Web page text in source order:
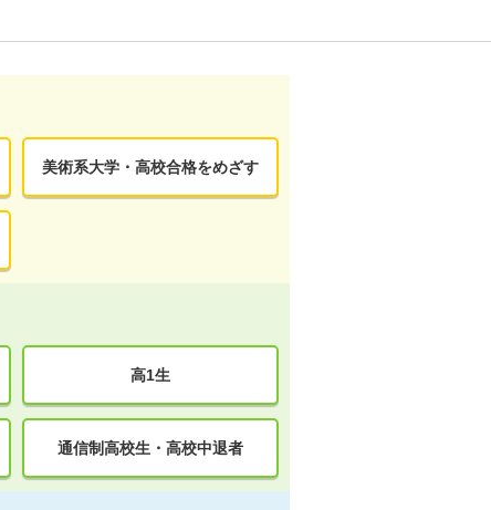
美術系大学・高校合格をめざす
高1生
通信制高校生・高校中退者